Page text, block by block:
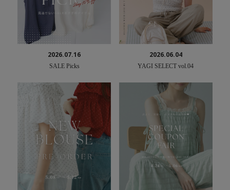
2026.07.16
SALE Picks
2026.06.04
YAGI SELECT vol.04